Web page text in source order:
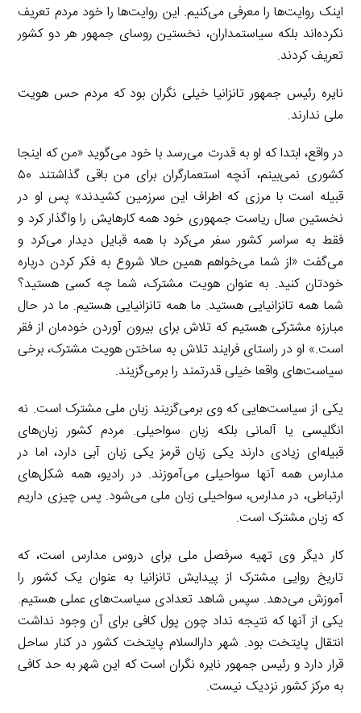
اینک روایت‌ها را معرفی می‌کنیم. این روایت‌ها را خود مردم تعریف
نکرده‌‌اند بلکه سیاستمداران، نخستین روسای جمهور هر دو کشور
تعریف کردند.
نایره رئیس جمهور تانزانیا خیلی نگران بود که مردم حس هویت
ملی ندارند.
در واقع، ابتدا که او به قدرت می‌رسد با خود می‌گوید «من که اینجا
کشوری‌ نمی‌بینم، آنچه استعمارگران برای من باقی گذاشتند ۵۰
قبیله است با مرزی که اطراف این سرزمین کشیدند» پس او در
نخستین سال ریاست جمهوری خود همه کارهایش را واگذار کرد و
فقط به سراسر کشور سفر می‌کرد با همه قبایل دیدار می‌کرد و
می‌گفت «از شما می‌خواهم همین حالا شروع به فکر کردن درباره
خودتان کنید. به عنوان هویت مشترک، شما چه کسی هستید؟
شما همه تانزانیایی هستید. ما همه تانزانیایی هستیم. ما در حال
مبارزه مشترکی هستیم که تلاش برای بیرون آوردن خودمان از فقر
است.» او در راستای فرایند تلاش به ساختن هویت مشترک، برخی
سیاست‌های واقعا خیلی قدرتمند را برمی‌گزیند.
یکی از سیاست‌هایی که وی برمی‌گزیند زبان ملی مشترک است. نه
انگلیسی یا آلمانی بلکه زبان سواحیلی. مردم کشور زبان‌های
قبیله‌‌ای زیادی دارند یکی زبان قرمز یکی زبان آبی دارد، اما در
مدارس همه آنها سواحیلی می‌آموزند. در رادیو، همه شکل‌های
ارتباطی، در مدارس، سواحیلی زبان ملی می‌شود. پس چیزی داریم
که زبان مشترک است.
کار دیگر وی تهیه سرفصل ملی برای دروس مدارس است، که
تاریخ روایی مشترک از پیدایش تانزانیا به عنوان یک کشور را
آموزش می‌دهد. سپس شاهد تعدادی سیاست‌های عملی هستیم.
یکی از آنها که نتیجه نداد چون پول کافی برای آن وجود نداشت
انتقال پایتخت بود. شهر دارالسلام پایتخت کشور در کنار ساحل
قرار دارد و رئیس جمهور نایره نگران است که این شهر به حد کافی
به مرکز کشور نزدیک نیست.